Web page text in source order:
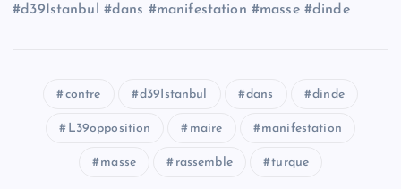
#d39Istanbul #dans #manifestation #masse #dinde
contre d39Istanbul dans dinde
L39opposition maire manifestation
masse rassemble turque